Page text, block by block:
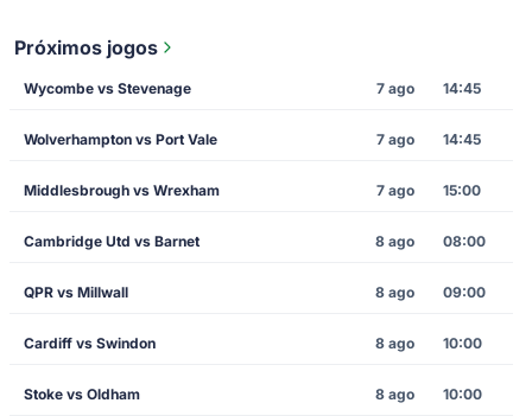
Próximos jogos
Wycombe vs Stevenage 7 ago 14:45
Wolverhampton vs Port Vale 7 ago 14:45
Middlesbrough vs Wrexham 7 ago 15:00
Cambridge Utd vs Barnet 8 ago 08:00
QPR vs Millwall 8 ago 09:00
Cardiff vs Swindon 8 ago 10:00
Stoke vs Oldham 8 ago 10:00